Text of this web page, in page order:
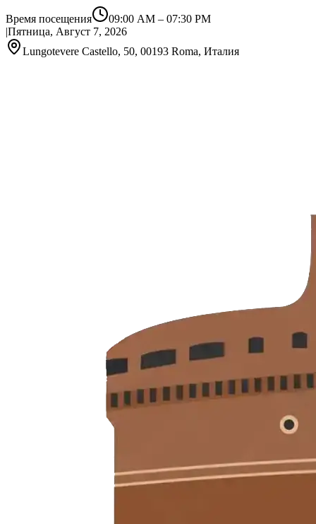
Время посещения 09:00 AM – 07:30 PM
|Пятница, Август 7, 2026
Lungotevere Castello, 50, 00193 Roma, Италия